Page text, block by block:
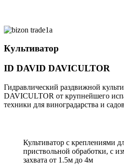
Культиватор
ID DAVID DAVICULTOR
Гидравлический раздвижной
DAVICULTOR от крупнейшего
техники для виноградарства и
Культиватор с креплениями
приствольной обработки, с
захвата от 1.5м до 4м